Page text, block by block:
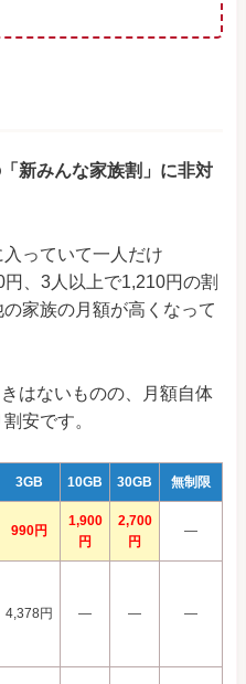
新みんな家族割」に非対
っていて一人だけ
、3人以上で1,210円の割
家族の月額が高くなって
はないものの、月額自体
安です。
3GB 10GB 30GB 無制限
990円
1,900
円
2,700
円
―
4,378円 ― ― ―